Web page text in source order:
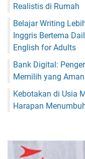
Realistis di Rumah
Belajar Writing
Inggris Bertema
English for Adults
Bank Digital:
Memilih yang
Kebotakan di Usia
Harapan